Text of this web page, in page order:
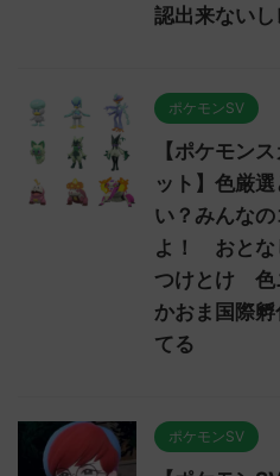
認出来ない
ポケモンSV
【ポケモン
ット】色厳
い？みんな
よ！ おとな
つけとけ 色
かおま国際
てる
ポケモンSV